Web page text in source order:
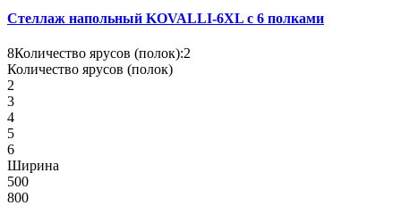
Стеллаж напольный KOVALLI-6XL с 6 полками
8Количество ярусов (полок):2
Количество ярусов (полок)
2
3
4
5
6
Ширина
500
800